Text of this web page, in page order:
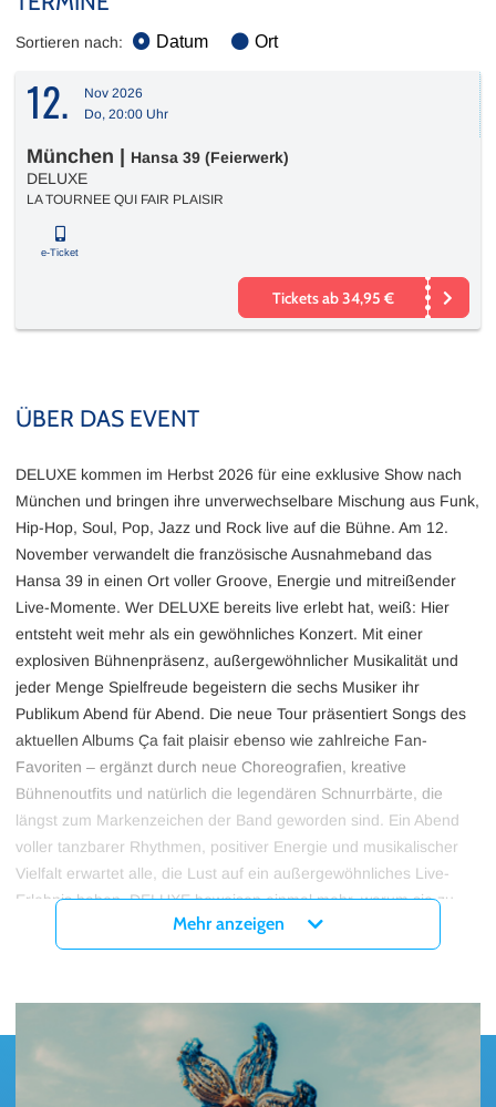
Sortieren nach: Datum Ort
12.
Nov 2026
Do, 20:00 Uhr
München
Hansa 39 (Feierwerk)
DELUXE
LA TOURNEE QUI FAIR PLAISIR
e-Ticket
Tickets ab 34,95 €
ÜBER DAS EVENT
DELUXE kommen im Herbst 2026 für eine exklusive Show nach
München und bringen ihre unverwechselbare Mischung aus Funk,
Hip-Hop, Soul, Pop, Jazz und Rock live auf die Bühne. Am 12.
November verwandelt die französische Ausnahmeband das
Hansa 39 in einen Ort voller Groove, Energie und mitreißender
Live-Momente. Wer DELUXE bereits live erlebt hat, weiß: Hier
entsteht weit mehr als ein gewöhnliches Konzert. Mit einer
explosiven Bühnenpräsenz, außergewöhnlicher Musikalität und
jeder Menge Spielfreude begeistern die sechs Musiker ihr
Publikum Abend für Abend. Die neue Tour präsentiert Songs des
aktuellen Albums Ça fait plaisir ebenso wie zahlreiche Fan-
Favoriten – ergänzt durch neue Choreografien, kreative
Bühnenoutfits und natürlich die legendären Schnurrbärte, die
längst zum Markenzeichen der Band geworden sind. Ein Abend
voller tanzbarer Rhythmen, positiver Energie und musikalischer
Vielfalt erwartet alle, die Lust auf ein außergewöhnliches Live-
Erlebnis haben. DELUXE beweisen einmal mehr, warum sie zu
den spannendsten und beliebtesten Live-Bands Frankreichs
zählen.
PLAISIR in München gibt es ab sofort hier bei myticket!
Mehr anzeigen